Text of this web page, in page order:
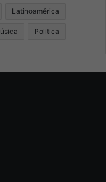
Latinoamérica
Politica